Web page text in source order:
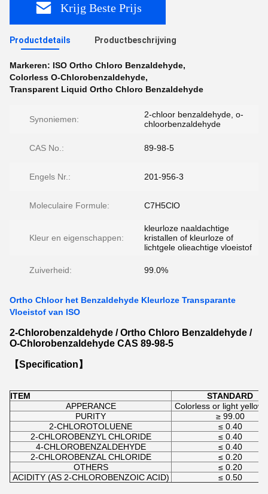
Krijg Beste Prijs
Productdetails Productbeschrijving
Markeren: ISO Ortho Chloro Benzaldehyde,
Colorless O-Chlorobenzaldehyde,
Transparent Liquid Ortho Chloro Benzaldehyde
Synoniemen:
2-chloor benzaldehyde, o-
chloorbenzaldehyde
CAS No.: 89-98-5
Engels Nr.: 201-956-3
Moleculaire Formule: C7H5ClO
Kleur en eigenschappen:
kleurloze naaldachtige
kristallen of kleurloze of
lichtgele olieachtige vloeistof
Zuiverheid: 99.0%
Ortho Chloor het Benzaldehyde Kleurloze Transparante
Vloeistof van ISO
2-Chlorobenzaldehyde / Ortho Chloro Benzaldehyde /
O-Chlorobenzaldehyde CAS 89-98-5
【Specification】
ITEM
STANDARD
APPERANCE
Colorless or light yellow
PURITY
≥ 99.00
2-CHLOROTOLUENE
≤ 0.40
2-CHLOROBENZYL CHLORIDE
≤ 0.40
4-CHLOROBENZALDEHYDE
≤ 0.40
2-CHLOROBENZAL CHLORIDE
≤ 0.20
OTHERS
≤ 0.20
ACIDITY (AS 2-CHLOROBENZOIC ACID)
≤ 0.50